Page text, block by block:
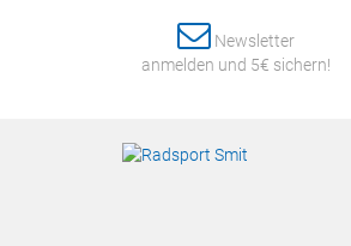
Newsletter
anmelden und 5€ sichern!